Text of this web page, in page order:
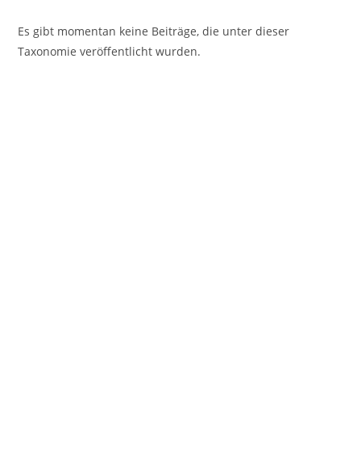
Es gibt momentan keine Beiträge, die unter dieser
Taxonomie veröffentlicht wurden.